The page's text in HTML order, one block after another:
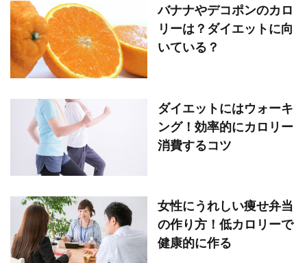
バナナやデコポンのカロ
リーは？ダイエットに向
いている？
ダイエットにはウォーキ
ング！効率的にカロリー
消費するコツ
女性にうれしい痩せ弁当
の作り方！低カロリーで
健康的に作る